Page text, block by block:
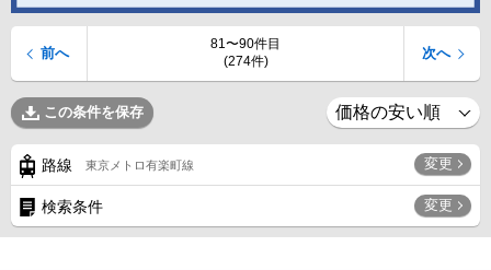
81〜90件目
(274件)
前へ 次へ
この条件を保存
路線 東京メトロ有楽町線 変更
検索条件 変更